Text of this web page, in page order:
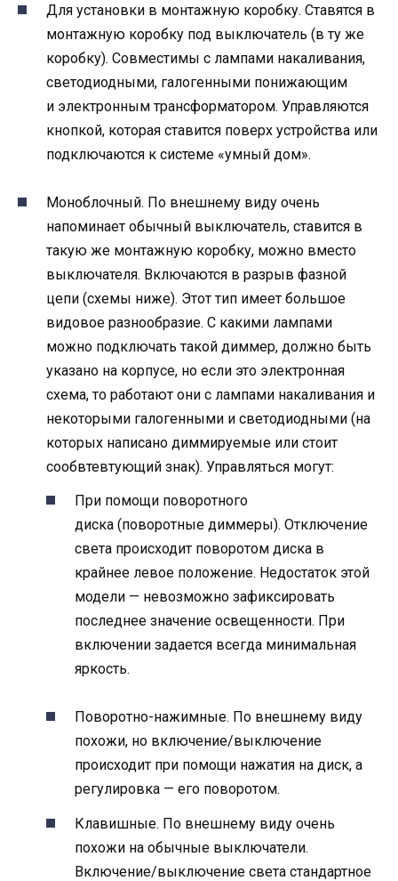
Для установки в монтажную коробку. Ставятся в
монтажную коробку под выключатель (в ту же
коробку). Совместимы с лампами накаливания,
светодиодными, галогенными понижающим
и электронным трансформатором. Управляются
кнопкой, которая ставится поверх устройства или
подключаются к системе «умный дом».
Моноблочный. По внешнему виду очень
напоминает обычный выключатель, ставится в
такую же монтажную коробку, можно вместо
выключателя. Включаются в разрыв фазной
цепи (схемы ниже). Этот тип имеет большое
видовое разнообразие. С какими лампами
можно подключать такой диммер, должно быть
указано на корпусе, но если это электронная
схема, то работают они с лампами накаливания и
некоторыми галогенными и светодиодными (на
которых написано диммируемые или стоит
сообвтевтующий знак). Управляться могут:
При помощи поворотного
диска (поворотные диммеры). Отключение
света происходит поворотом диска в
крайнее левое положение. Недостаток этой
модели — невозможно зафиксировать
последнее значение освещенности. При
включении задается всегда минимальная
яркость.
Поворотно-нажимные. По внешнему виду
похожи, но включение/выключение
происходит при помощи нажатия на диск, а
регулировка — его поворотом.
Клавишные. По внешнему виду очень
похожи на обычные выключатели.
Включение/выключение света стандартное